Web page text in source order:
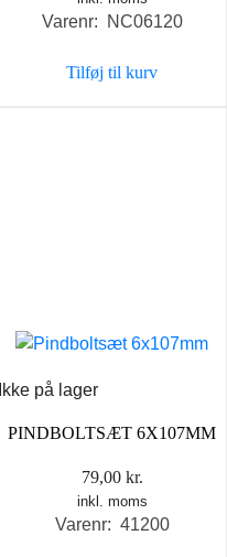
Varenr: NC06120
Tilføj til kurv
Ikke på lager
PINDBOLTSÆT 6X107MM
79,00 kr.
inkl. moms
Varenr: 41200